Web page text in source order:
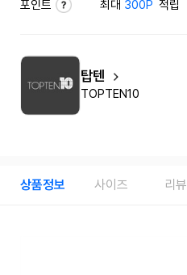
포인트 최대 300P 적립
탑텐
TOPTEN10
상품정보 사이즈 리뷰